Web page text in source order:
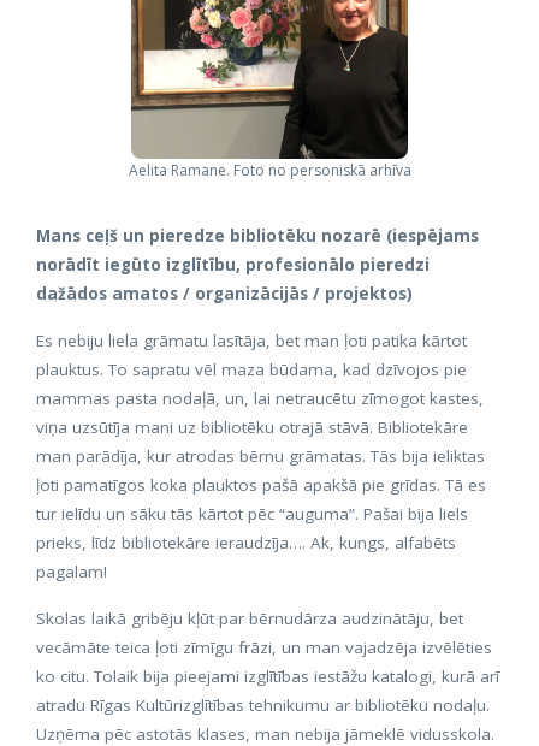
Aelita Ramane. Foto no personiskā arhīva
Mans ceļš un pieredze bibliotēku nozarē (iespējams
norādīt iegūto izglītību, profesionālo pieredzi
dažādos amatos / organizācijās / projektos)
Es nebiju liela grāmatu lasītāja, bet man ļoti patika kārtot
plauktus. To sapratu vēl maza būdama, kad dzīvojos pie
mammas pasta nodaļā, un, lai netraucētu zīmogot kastes,
viņa uzsūtīja mani uz bibliotēku otrajā stāvā. Bibliotekāre
man parādīja, kur atrodas bērnu grāmatas. Tās bija ieliktas
ļoti pamatīgos koka plauktos pašā apakšā pie grīdas. Tā es
tur ielīdu un sāku tās kārtot pēc “auguma”. Pašai bija liels
prieks, līdz bibliotekāre ieraudzīja…. Ak, kungs, alfabēts
pagalam!
Skolas laikā gribēju kļūt par bērnudārza audzinātāju, bet
vecāmāte teica ļoti zīmīgu frāzi, un man vajadzēja izvēlēties
ko citu. Tolaik bija pieejami izglītības iestāžu katalogi, kurā arī
atradu Rīgas Kultūrizglītības tehnikumu ar bibliotēku nodaļu.
Uzņēma pēc astotās klases, man nebija jāmeklē vidusskola.